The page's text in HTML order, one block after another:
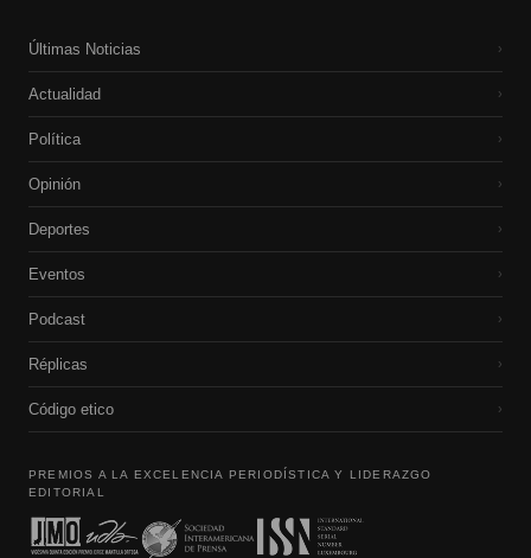
Últimas Noticias ›
Actualidad ›
Política ›
Opinión ›
Deportes ›
Eventos ›
Podcast ›
Réplicas ›
Código etico ›
PREMIOS A LA EXCELENCIA PERIODÍSTICA Y LIDERAZGO
EDITORIAL